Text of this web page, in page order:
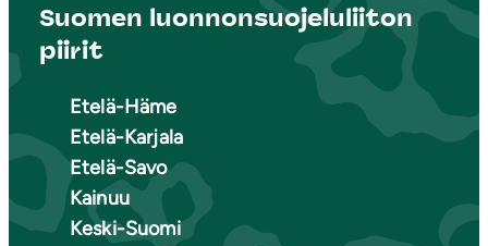
Suomen luonnonsuojeluliiton
piirit
Etelä-Häme
Etelä-Karjala
Etelä-Savo
Kainuu
Keski-Suomi